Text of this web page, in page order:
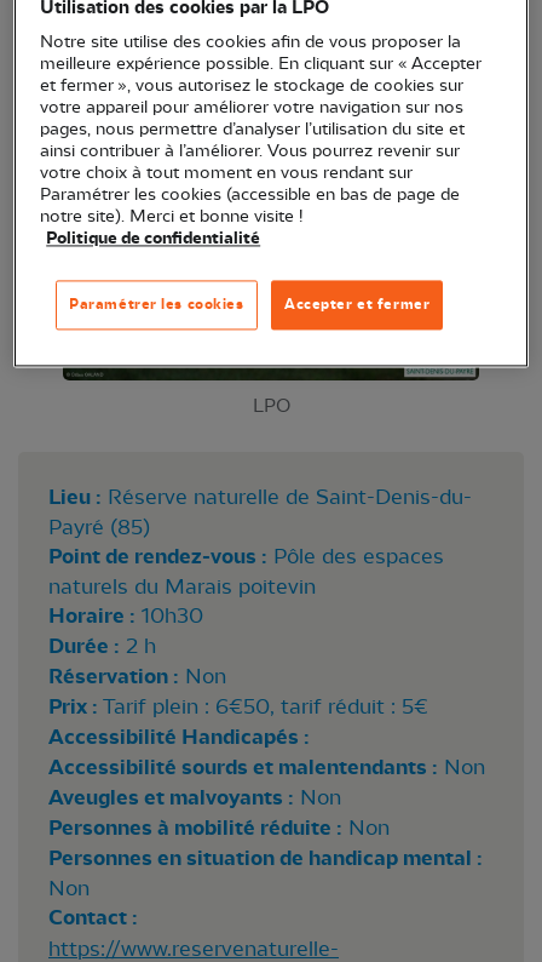
de très bonnes conditions.
LPO
Lieu : Réserve naturelle de Saint-Denis-du-
Payré (85)
Point de rendez-vous : Pôle des espaces
naturels du Marais poitevin
Horaire : 10h30
Durée : 2 h
Réservation : Non
Prix : Tarif plein : 6€50, tarif réduit : 5€
Accessibilité Handicapés :
Accessibilité sourds et malentendants : Non
Aveugles et malvoyants : Non
Personnes à mobilité réduite : Non
Personnes en situation de handicap mental :
Non
Contact :
https://www.reservenaturelle-
Utilisation des cookies par la LPO
Notre site utilise des cookies afin de vous proposer la
meilleure expérience possible. En cliquant sur « Accepter
et fermer », vous autorisez le stockage de cookies sur
votre appareil pour améliorer votre navigation sur nos
pages, nous permettre d’analyser l’utilisation du site et
ainsi contribuer à l’améliorer. Vous pourrez revenir sur
votre choix à tout moment en vous rendant sur
Paramétrer les cookies (accessible en bas de page de
notre site). Merci et bonne visite !
Politique de confidentialité
Accepter et fermer
Paramétrer les cookies